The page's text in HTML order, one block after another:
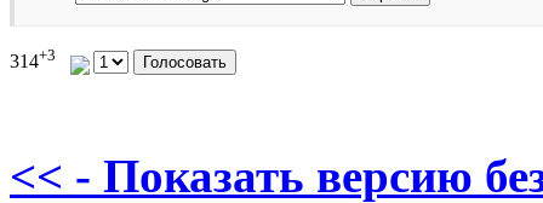
314+3
<< - Показать версию